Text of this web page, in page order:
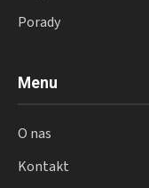
Porady
Menu
O nas
Kontakt